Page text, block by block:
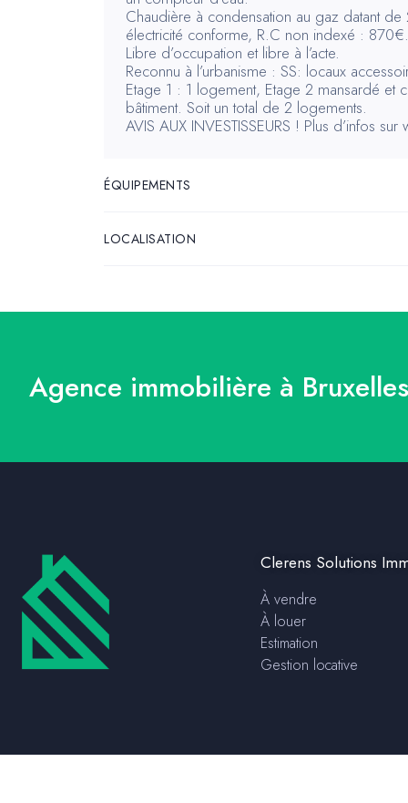
Chaudière à condensation au gaz datant
électricité conforme, R.C non indexé : 870€.
Libre d’occupation et libre à l’acte.
Reconnu à l’urbanisme : SS: locaux
Etage 1 : 1 logement, Etage 2 mansardé
bâtiment. Soit un total de 2 logements.
AVIS AUX INVESTISSEURS ! Plus d’infos
ÉQUIPEMENTS
LOCALISATION
Agence immobilière à
Clerens Solutions
À vendre
À louer
Estimation
Gestion locative